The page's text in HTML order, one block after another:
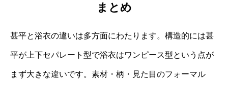
まとめ
甚平と浴衣の違いは多方面にわたります。構造的には甚
平が上下セパレート型で浴衣はワンピース型という点が
まず大きな違いです。素材・柄・見た目のフォーマル